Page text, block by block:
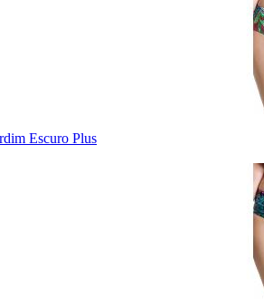
Escuro Plus